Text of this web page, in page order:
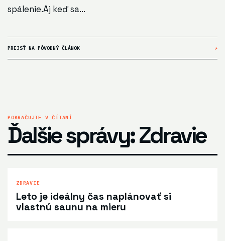
spálenie.Aj keď sa...
PREJSŤ NA PÔVODNÝ ČLÁNOK ↗
POKRAČUJTE V ČÍTANÍ
Ďalšie správy: Zdravie
ZDRAVIE
Leto je ideálny čas naplánovať si
vlastnú saunu na mieru